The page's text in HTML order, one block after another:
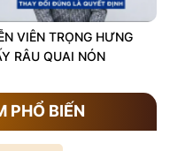
VIÊN TRỌNG HƯNG
RÂU QUAI NÓN
PHỔ BIẾN